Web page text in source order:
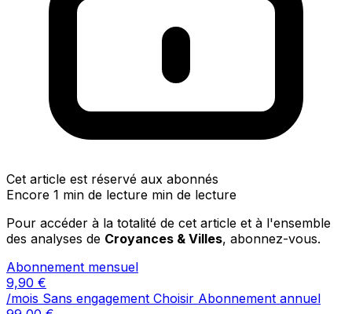
Cet article est réservé aux abonnés
Encore 1 min de lecture min de lecture
Pour accéder à la totalité de cet article et à l'ensemble
des analyses de Croyances & Villes, abonnez-vous.
Abonnement mensuel
9,90 €
/mois Sans engagement Choisir Abonnement annuel